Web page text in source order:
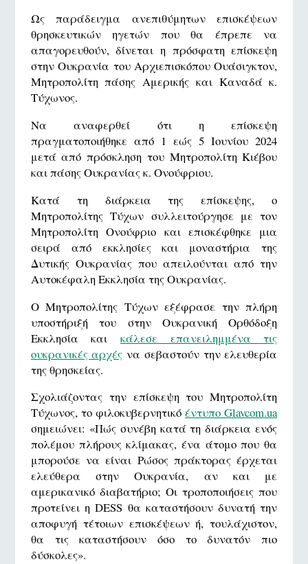
Ως παράδειγμα ανεπιθύμητων επισκέψεων
θρησκευτικών ηγετών που θα έπρεπε να
απαγορευθούν, δίνεται η πρόσφατη επίσκεψη
στην Ουκρανία του Αρχιεπισκόπου Ουάσιγκτον,
Μητροπολίτη πάσης Αμερικής και Καναδά κ.
Τύχωνος.
Να αναφερθεί ότι η επίσκεψη
πραγματοποιήθηκε από 1 εώς 5 Ιουνίου 2024
μετά από πρόσκληση του Μητροπολίτη Κιέβου
και πάσης Ουκρανίας κ. Ονούφριου.
Κατά τη διάρκεια της επίσκεψης, ο
Μητροπολίτης Τύχων συλλειτούργησε με τον
Μητροπολίτη Ονούφριο και επισκέφθηκε μια
σειρά από εκκλησίες και μοναστήρια της
Δυτικής Ουκρανίας που απειλούνται από την
Αυτοκέφαλη Εκκλησία της Ουκρανίας.
Ο Μητροπολίτης Τύχων εξέφρασε την πλήρη
υποστήριξή του στην Ουκρανική Ορθόδοξη
Εκκλησία και κάλεσε επανειλημμένα τις
ουκρανικές αρχές να σεβαστούν την ελευθερία
της θρησκείας.
Σχολιάζοντας την επίσκεψη του Μητροπολίτη
Τύχωνος, το φιλοκυβερνητικόέντυπο Glavcom.ua
σημειώνει: «Πώς συνέβη κατά τη διάρκεια ενός
πολέμου πλήρους κλίμακας, ένα άτομο που θα
μπορούσε να είναι Ρώσος πράκτορας έρχεται
ελεύθερα στην Ουκρανία, αν και με
αμερικανικό διαβατήριο; Οι τροποποιήσεις που
προτείνει η DESS θα καταστήσουν δυνατή την
αποφυγή τέτοιων επισκέψεων ή, τουλάχιστον,
θα τις καταστήσουν όσο το δυνατόν πιο
δύσκολες».